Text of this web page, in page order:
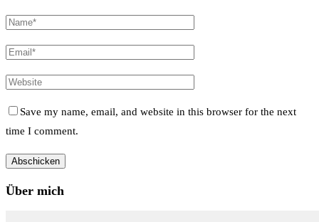
Save my name, email, and website in this browser for the next
time I comment.
Über mich